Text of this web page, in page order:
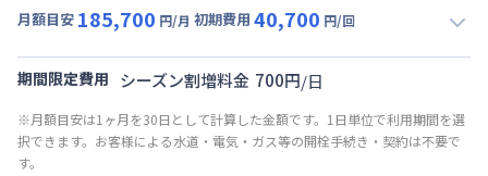
初期費用
リネン代 : 9,000円/回 (税抜)
光熱費他 : 27,000円/月 (900円/日) (税抜)
その他費用 :
初期費用
契約事務手数料 : 10,000円/回 (税抜)
月額目安 185,700 円/月 初期費用 40,700 円/回
月額賃料目安(30日利用)
光熱費他 : 27,000円/月 (900円/日) (税抜)
清掃料他 :
期間限定費用 シーズン割増料金 700円/日
※月額目安は1ヶ月を30日として計算した金額です。1日単位で利用期間を選
択できます。お客様による水道・電気・ガス等の開栓手続き・契約は不要で
す。